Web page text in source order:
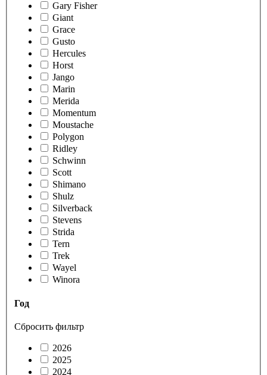
Gary Fisher
Giant
Grace
Gusto
Hercules
Horst
Jango
Marin
Merida
Momentum
Moustache
Polygon
Ridley
Schwinn
Scott
Shimano
Shulz
Silverback
Stevens
Strida
Tern
Trek
Wayel
Winora
Год
Сбросить фильтр
2026
2025
2024